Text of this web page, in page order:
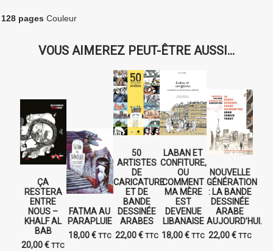
128 pages Couleur
VOUS AIMEREZ PEUT-ÊTRE AUSSI…
ÇA
RESTERA
ENTRE
NOUS –
KHALF AL
BAB
20,00€ TTC
FATMA AU
PARAPLUIE
18,00€ TTC
50
ARTISTES
DE
CARICATURE
ET DE
BANDE
DESSINÉE
ARABES
22,00€ TTC
LABAN ET
CONFITURE,
OU
COMMENT
MA MÈRE
EST
DEVENUE
LIBANAISE
18,00€ TTC
NOUVELLE
GÉNÉRATION
: LA BANDE
DESSINÉE
ARABE
AUJOURD’HUI.
22,00€ TTC